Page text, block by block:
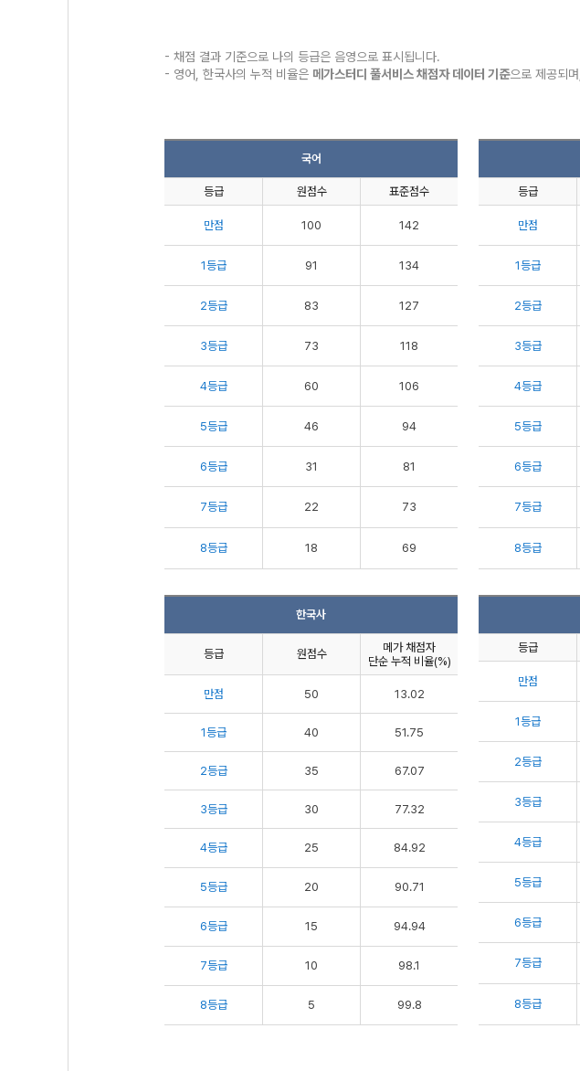
- 채점 결과 기준으로 나의 등급은 음영으로 표시됩니다.
- 영어, 한국사의 누적 비율은 메가스터디 풀서비스 채점자 데이터 기준으로 제공되며,
국어
등급 원점수 표준점수
만점 100 142
1등급 91 134
2등급 83 127
3등급 73 118
4등급 60 106
5등급 46 94
6등급 31 81
7등급 22 73
8등급 18 69
등급
만점
1등급
2등급
3등급
4등급
5등급
6등급
7등급
8등급
한국사
등급 원점수
메가 채점자
단순 누적 비율(%)
만점 50 13.02
1등급 40 51.75
2등급 35 67.07
3등급 30 77.32
4등급 25 84.92
5등급 20 90.71
6등급 15 94.94
7등급 10 98.1
8등급 5 99.8
등급
만점
1등급
2등급
3등급
4등급
5등급
6등급
7등급
8등급